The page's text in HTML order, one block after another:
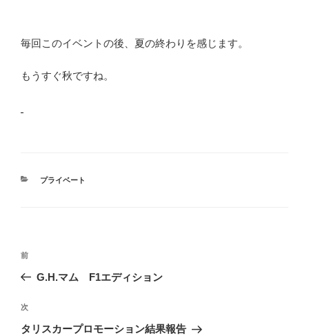
毎回このイベントの後、夏の終わりを感じます。
もうすぐ秋ですね。
カ
プライベート
投
ビ
ゲ
前
の
稿
前
G.H.マム F1エディション
次
の
次
タリスカープロモーション結果報告